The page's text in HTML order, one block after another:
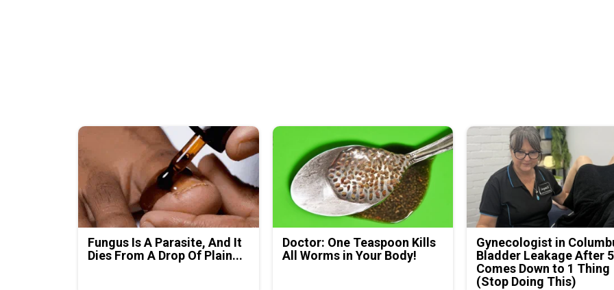
Fungus Is A Parasite, And It
Dies From A Drop Of Plain...
Doctor: One Teaspoon Kills
All Worms in Your Body!
Gynecologist in
Bladder Leakage After
Comes Down to 1 Thing
(Stop Doing This)